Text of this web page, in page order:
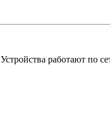
работают по